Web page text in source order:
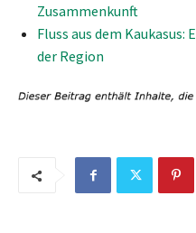
Zusammenkunft
Fluss aus dem Kaukasus:
der Region